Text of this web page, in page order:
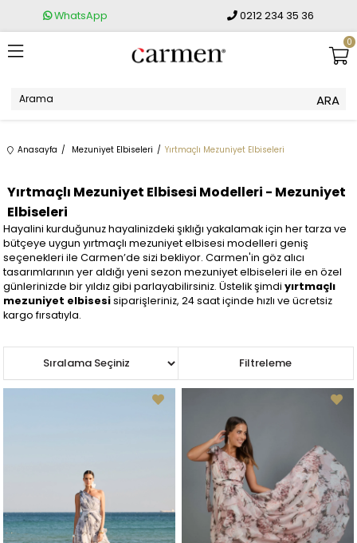
WhatsApp 0212 234 35 36
0
Anasayfa Mezuniyet Elbiseleri Yırtmaçlı Mezuniyet Elbiseleri
Yırtmaçlı Mezuniyet Elbisesi Modelleri - Mezuniyet
Elbiseleri
Hayalini kurduğunuz hayalinizdeki şıklığı yakalamak için her tarza ve
bütçeye uygun yırtmaçlı mezuniyet elbisesi modelleri geniş
seçenekleri ile Carmen’de sizi bekliyor. Carmen'in göz alıcı
tasarımlarının yer aldığı yeni sezon mezuniyet elbiseleri ile en özel
günlerinizde bir yıldız gibi parlayabilirsiniz. Üstelik şimdiyırtmaçlı
mezuniyet elbisesisiparişleriniz, 24 saat içinde hızlı ve ücretsiz
kargo fırsatıyla.
Filtreleme
Sıralama